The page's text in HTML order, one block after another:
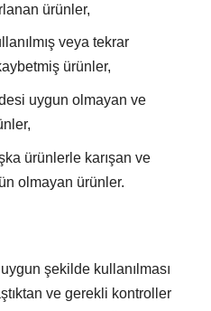
ürünler,
veya tekrar
ürünler,
uygun olmayan ve
ürünlerle karışan ve
olmayan ürünler.
şekilde kullanılması
ve gerekli kontroller